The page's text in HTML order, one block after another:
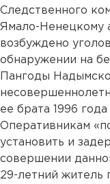
Следственного
Ямало-Ненецкому
возбуждено
обнаружении на
Пангоды
ее брата 1996
Оперативникам
установить и
совершении
29-летний житель